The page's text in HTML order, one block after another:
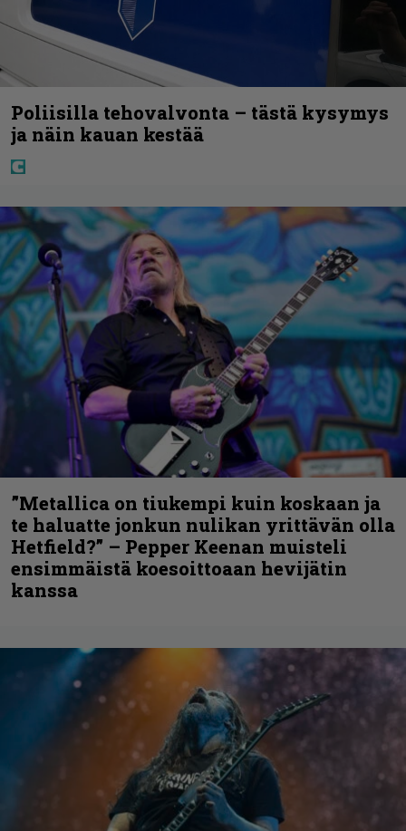
Poliisilla tehovalvonta – tästä kysymys
ja näin kauan kestää
”Metallica on tiukempi kuin koskaan ja
te haluatte jonkun nulikan yrittävän olla
Hetfield?” – Pepper Keenan muisteli
ensimmäistä koesoittoaan hevijätin
kanssa